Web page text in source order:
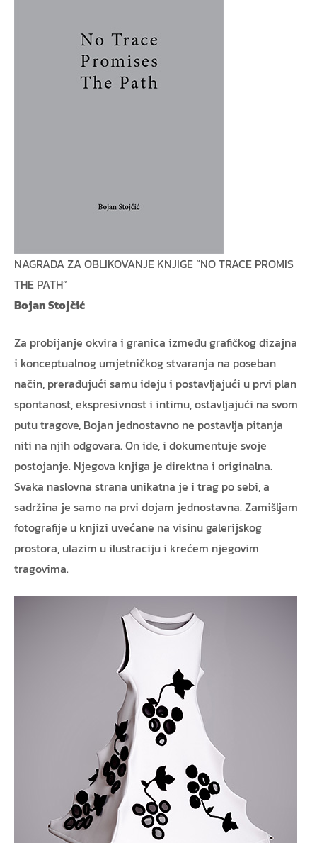
NAGRADA ZA OBLIKOVANJE KNJIGE “NO TRACE PROMIS
THE PATH”
Bojan Stojčić
Za probijanje okvira i granica između grafičkog dizajna
i konceptualnog umjetničkog stvaranja na poseban
način, prerađujući samu ideju i postavljajući u prvi plan
spontanost, ekspresivnost i intimu, ostavljajući na svom
putu tragove, Bojan jednostavno ne postavlja pitanja
niti na njih odgovara. On ide, i dokumentuje svoje
postojanje. Njegova knjiga je direktna i originalna.
Svaka naslovna strana unikatna je i trag po sebi, a
sadržina je samo na prvi dojam jednostavna. Zamišljam
fotografije u knjizi uvećane na visinu galerijskog
prostora, ulazim u ilustraciju i krećem njegovim
tragovima.